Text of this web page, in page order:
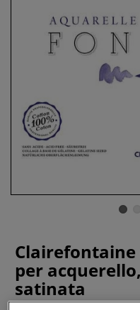
Clairefontaine
per
satinata